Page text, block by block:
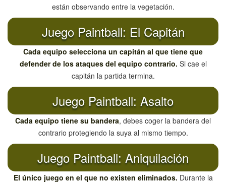
están observando entre la vegetación.
Juego Paintball: El Capitán
Cada equipo selecciona un capitán al que tiene que
defender de los ataques del equipo contrario. Si cae el
capitán la partida termina.
Juego Paintball: Asalto
Cada equipo tiene su bandera, debes coger la bandera del
contrario protegiendo la suya al mismo tiempo.
Juego Paintball: Aniquilación
El único juego en el que no existen eliminados. Durante la